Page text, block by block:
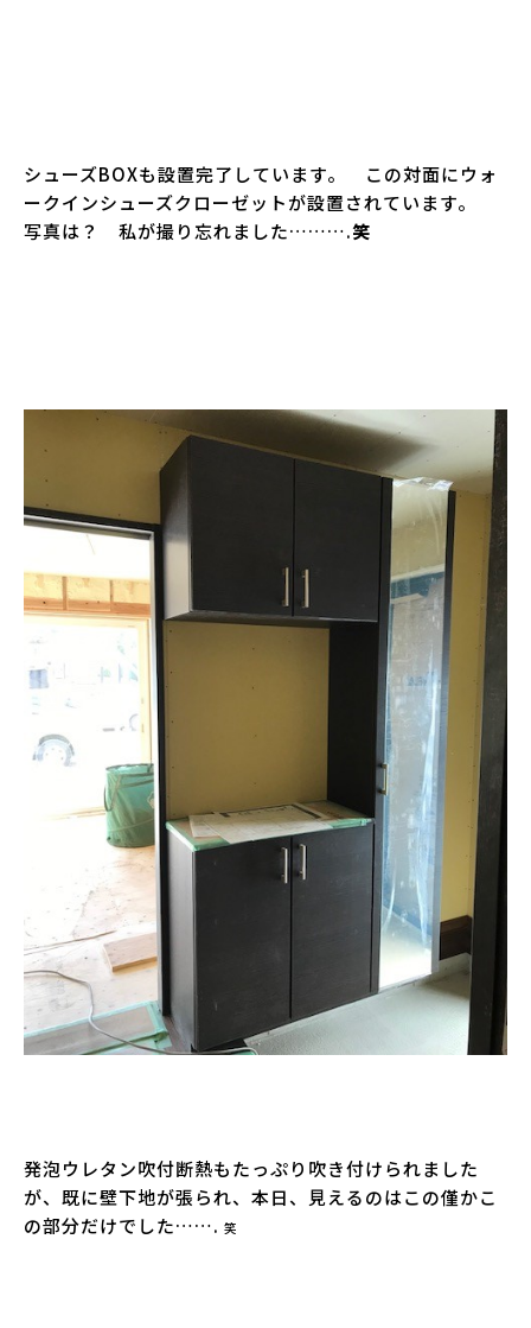
シューズBOXも設置完了しています。 この対面にウォ
ークインシューズクローゼットが設置されています。
写真は？ 私が撮り忘れました……….笑
発泡ウレタン吹付断熱もたっぷり吹き付けられました
が、既に壁下地が張られ、本日、見えるのはこの僅かこ
の部分だけでした……. 笑